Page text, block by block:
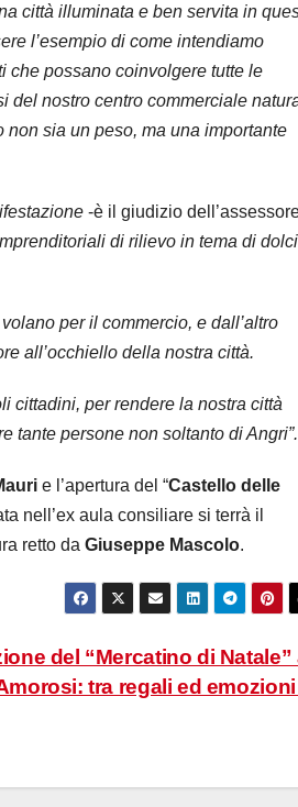
città illuminata e ben servita in
l’esempio di come intendiamo
che possano coinvolgere tutte le
del nostro centro commerciale
sia un peso, ma una importante
-è il giudizio
di rilievo in tema di
per il commercio, e dall’altro
all’occhiello della nostra città.
cittadini, per rendere la nostra città
tante persone non soltanto di Angri”.
e l’apertura del “Castello delle
nell’ex aula consiliare si terrà il
retto da Giuseppe Mascolo.
del “Mercatino di Natale”
tra regali ed